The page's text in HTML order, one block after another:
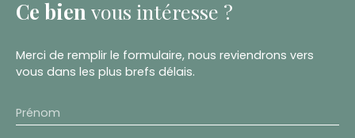
Ce bien vous intéresse ?
Merci de remplir le formulaire, nous reviendrons vers
vous dans les plus brefs délais.
Prénom